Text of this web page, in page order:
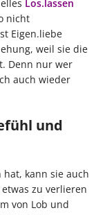
Los.lassen
nicht
Eigen.liebe
weil sie die
Denn nur wer
auch wieder
und
kann sie auch
zu verlieren
von Lob und